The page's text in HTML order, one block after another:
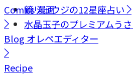
鏡リュウジの12星座占い
水晶玉子のプレミアムう
Comics漫画
Blog オレペエディター
Recipe